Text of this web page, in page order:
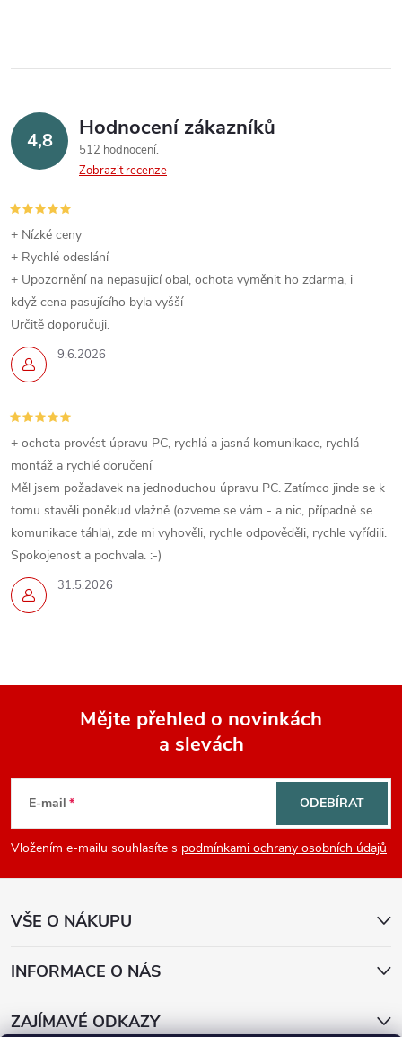
4,8 Hodnocení zákazníků
512 hodnocení
Zobrazit recenze
9.6.2026
+ Nízké ceny
+ Rychlé odeslání
+ Upozornění na nepasujicí obal, ochota vyměnit ho zdarma, i
když cena pasujícího byla vyšší
Určitě doporučuji.
31.5.2026
+ ochota provést úpravu PC, rychlá a jasná komunikace, rychlá
montáž a rychlé doručení
Měl jsem požadavek na jednoduchou úpravu PC. Zatímco jinde se k
tomu stavěli poněkud vlažně (ozveme se vám - a nic, případně se
komunikace táhla), zde mi vyhověli, rychle odpověděli, rychle vyřídili.
Spokojenost a pochvala. :-)
p
a
Mějte přehled o novinkách
a slevách
E-mail
Vložením e-mailu souhlasíte s podmínkami ochrany osobních údajů
ODEBÍRAT
VŠE O NÁKUPU
INFORMACE O NÁS
ZAJÍMAVÉ ODKAZY